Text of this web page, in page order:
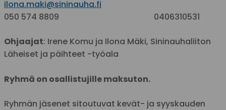
ilona.maki@sininauha.fi
050 574 8809 0406310531
Ohjaajat: Irene Komu ja Ilona Mäki, Sininauhaliiton
Läheiset ja päihteet -työala
Ryhmä on osallistujille maksuton.
Ryhmän jäsenet sitoutuvat kevät- ja syyskauden